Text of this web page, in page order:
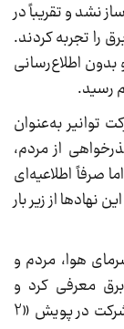
نشد و تقریباً در
را تجربه کردند.
اطلاع‌رسانی
رسید.
توانیر به‌عنوان
از مردم،
صرفاً اطلاعیه‌ای
نهادها از زیر بار
هوا، مردم و
معرفی کرد و
درنهایت هم از تمام شهروندان خواست تا با شرکت در پویش «2